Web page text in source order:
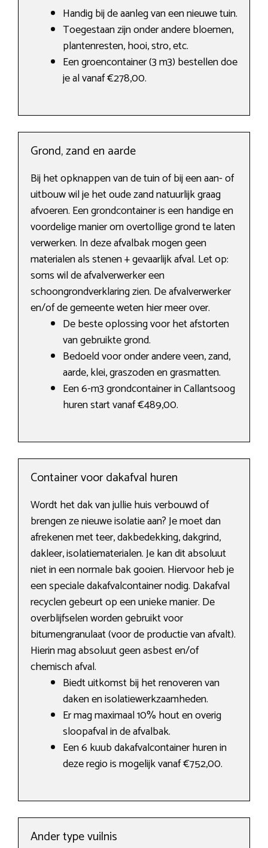
Handig bij de aanleg van een nieuwe tuin.
Toegestaan zijn onder andere bloemen,
plantenresten, hooi, stro, etc.
Een groencontainer (3 m3) bestellen doe
je al vanaf €278,00.
Grond, zand en aarde
Bij het opknappen van de tuin of bij een aan- of
uitbouw wil je het oude zand natuurlijk graag
afvoeren. Een grondcontainer is een handige en
voordelige manier om overtollige grond te laten
verwerken. In deze afvalbak mogen geen
materialen als stenen + gevaarlijk afval. Let op:
soms wil de afvalverwerker een
schoongrondverklaring zien. De afvalverwerker
en/of de gemeente weten hier meer over.
De beste oplossing voor het afstorten
van gebruikte grond.
Bedoeld voor onder andere veen, zand,
aarde, klei, graszoden en grasmatten.
Een 6-m3 grondcontainer in Callantsoog
huren start vanaf €489,00.
Container voor dakafval huren
Wordt het dak van jullie huis verbouwd of
brengen ze nieuwe isolatie aan? Je moet dan
afrekenen met teer, dakbedekking, dakgrind,
dakleer, isolatiematerialen. Je kan dit absoluut
niet in een normale bak gooien. Hiervoor heb je
een speciale dakafvalcontainer nodig. Dakafval
recyclen gebeurt op een unieke manier. De
overblijfselen worden gebruikt voor
bitumengranulaat (voor de productie van afvalt).
Hierin mag absoluut geen asbest en/of
chemisch afval.
Biedt uitkomst bij het renoveren van
daken en isolatiewerkzaamheden.
Er mag maximaal 10% hout en overig
sloopafval in de afvalbak.
Een 6 kuub dakafvalcontainer huren in
deze regio is mogelijk vanaf €752,00.
Ander type vuilnis